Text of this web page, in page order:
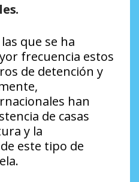
que se ha
frecuencia estos
de detención y
han
de casas
y la
este tipo de